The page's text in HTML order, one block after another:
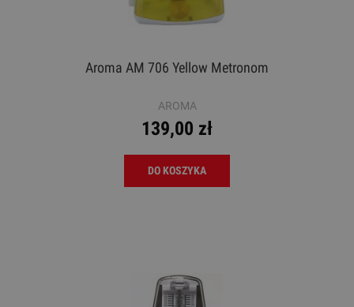
Aroma AM 706 Yellow Metronom
AROMA
139,00 zł
DO KOSZYKA